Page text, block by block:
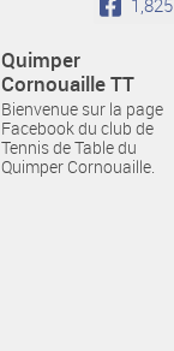
1,825
Quimper
Cornouaille TT
Bienvenue sur la page
Facebook du club de
Tennis de Table du
Quimper Cornouaille.